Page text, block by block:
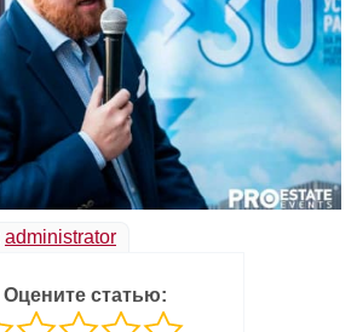
administrator
Оцените статью: